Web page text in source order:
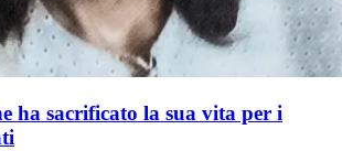
ha sacrificato la sua vita per i